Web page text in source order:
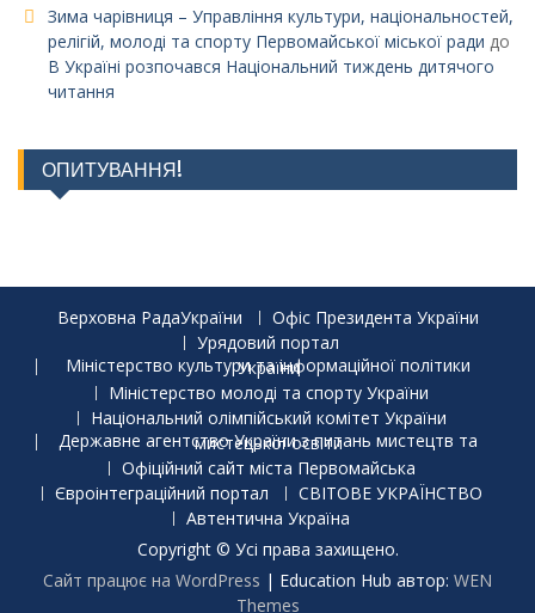
Зима чарівниця – Управління культури, національностей,
релігій, молоді та спорту Первомайської міської ради до
В Україні розпочався Національний тиждень дитячого
читання
ОПИТУВАННЯ!
Верховна РадаУкраїни
Офіс Президента України
Урядовий портал
Міністерство культури та інформаційної політики України
Міністерство молоді та спорту України
Національний олімпійський комітет України
Державне агентство України з питань мистецтв та мистецької освіти
Офіційний сайт міста Первомайська
Євроінтеграційний портал
СВІТОВЕ УКРАЇНСТВО
Автентична Україна
Copyright © Усі права захищено.
Сайт працює на WordPress | Education Hub автор: WEN
Themes